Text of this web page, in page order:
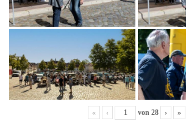
« ‹ von 28 › »